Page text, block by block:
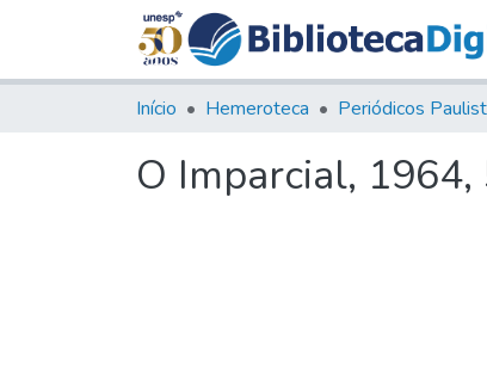
Início Hemeroteca Periódicos
O Imparcial,